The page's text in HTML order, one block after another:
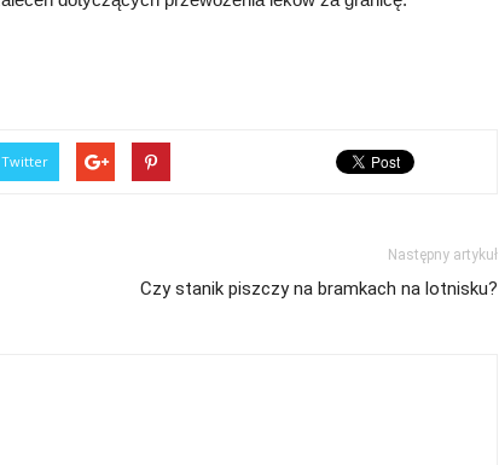
Twitter
Następny artykuł
Czy stanik piszczy na bramkach na lotnisku?